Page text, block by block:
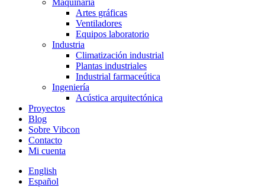
Maquinaria
Artes gráficas
Ventiladores
Equipos laboratorio
Industria
Climatización industrial
Plantas industriales
Industrial farmaceútica
Ingeniería
Acústica arquitectónica
Proyectos
Blog
Sobre Vibcon
Contacto
Mi cuenta
English
Español